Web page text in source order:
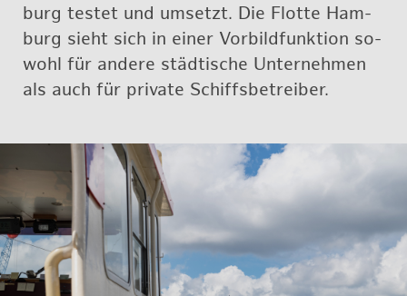
burg tes­tet und um­setzt. Die Flot­te Ham­
burg sieht sich in einer Vor­bild­funk­ti­on so­
wohl für an­de­re städ­ti­sche Un­ter­neh­men
als auch für pri­va­te Schiffs­be­trei­ber.